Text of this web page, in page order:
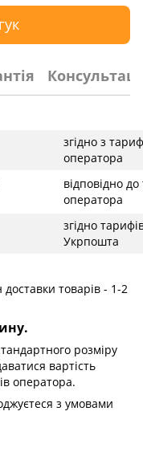
згідно з
оператора
відповідно
оператора
згідно
Укрпошта
товарів - 1-2
розміру
вартість
оператора.
з умовами